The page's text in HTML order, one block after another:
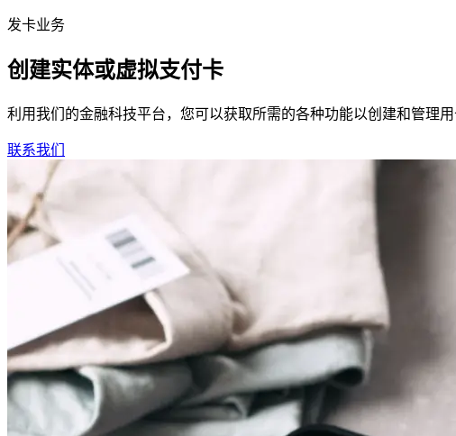
发卡业务
创建实体或虚拟支付卡
利用我们的金融科技平台，您可以获取所需的各种功能以创建和管理用
联系我们